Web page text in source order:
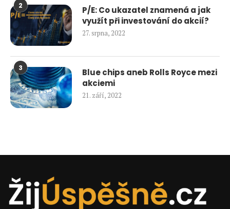
2
P/E: Co ukazatel znamená a jak
využít při investování do akcií?
27. srpna, 2022
3
Blue chips aneb Rolls Royce mezi
akciemi
21. září, 2022